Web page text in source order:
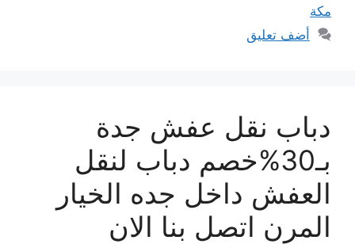
مكة
أضف تعليق
دباب نقل عفش جدة
بـ30%خصم دباب لنقل
العفش داخل جده الخيار
المرن اتصل بنا الان